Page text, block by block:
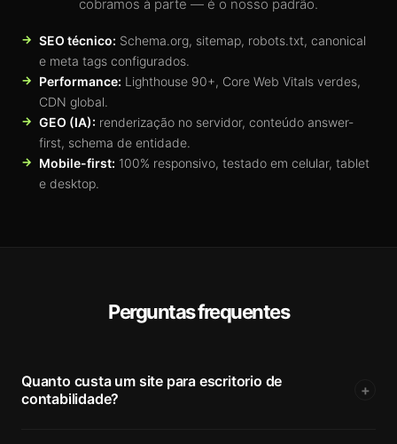
cobramos à parte — é o nosso padrão.
SEO técnico: Schema.org, sitemap, robots.txt, canonical
e meta tags configurados.
Performance: Lighthouse 90+, Core Web Vitals verdes,
CDN global.
GEO (IA): renderização no servidor, conteúdo answer-
first, schema de entidade.
Mobile-first: 100% responsivo, testado em celular, tablet
e desktop.
Perguntas frequentes
Quanto custa um site para escritorio de
contabilidade?
+